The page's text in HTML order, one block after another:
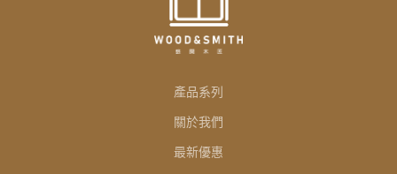
產品系列
關於我們
最新優惠